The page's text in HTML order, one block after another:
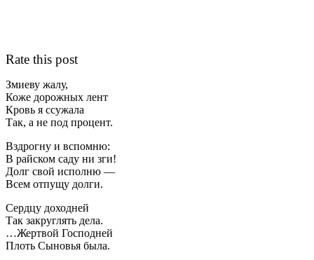
Rate this post
Змиеву жалу,
Коже дорожных лент
Кровь я ссужала
Так, а не под процент.
Вздрогну и вспомню:
В райском саду ни зги!
Долг свой исполню —
Всем отпущу долги.
Сердцу доходней
Так закруглять дела.
…Жертвой Господней
Плоть Сыновья была.